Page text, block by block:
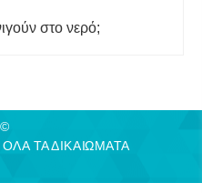
στο νερό;
ΟΛΑ ΤΑ ΔΙΚΑΙΩΜΑΤΑ